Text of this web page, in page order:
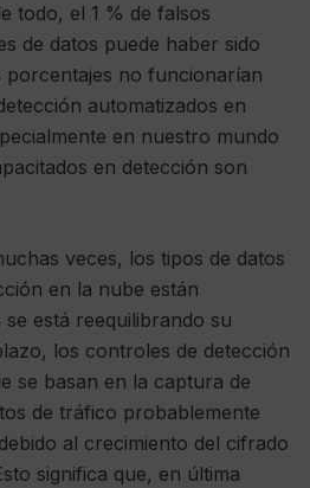
todo, el 1 % de falsos
de datos puede haber sido
porcentajes no funcionarían
automatizados en
en nuestro mundo
en detección son
veces, los tipos de datos
en la nube están
está reequilibrando su
los controles de detección
se basan en la captura de
de tráfico probablemente
al crecimiento del cifrado
significa que, en última